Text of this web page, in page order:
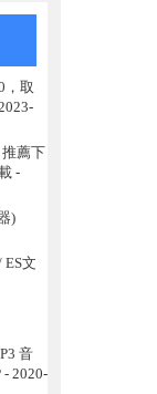
，取
推薦下
-
)
ES文
音
- 2020-